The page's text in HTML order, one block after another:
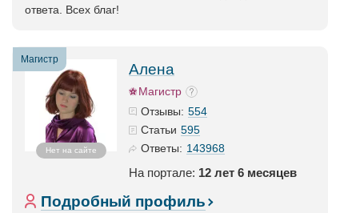
ответа. Всех благ!
Магистр
Нет на сайте
Алена
Магистр
Отзывы: 554
Статьи 595
Ответы: 143968
На портале: 12 лет 6 месяцев
Подробный профиль